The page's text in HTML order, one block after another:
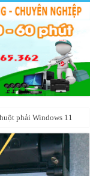
phải Windows 11